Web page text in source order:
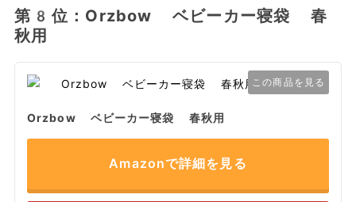
第8位：Orzbow ベビーカー寝袋 春
秋用
この商品を見る
Orzbow ベビーカー寝袋 春秋用
Amazonで詳細を見る